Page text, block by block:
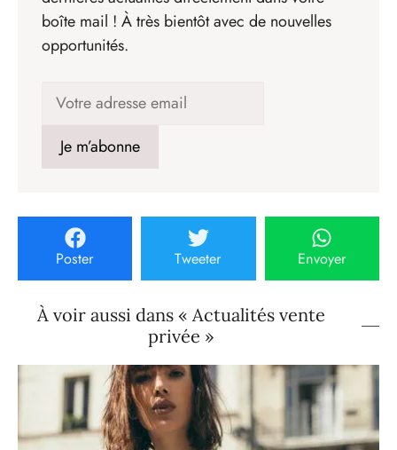
boîte mail ! À très bientôt avec de nouvelles
opportunités.
Poster Tweeter Envoyer
À voir aussi dans « Actualités vente
privée »